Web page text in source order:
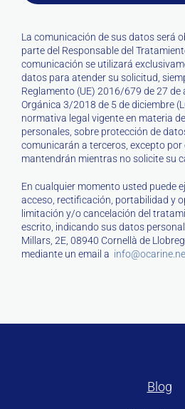
La comunicación de sus datos será
parte del Responsable del
comunicación se utilizará
datos para atender su solicitud,
Reglamento (UE) 2016/679 de 27 de
Orgánica 3/2018 de 5 de diciembre
normativa legal vigente en materia
personales, sobre protección de
comunicarán a terceros, excepto por
mantendrán mientras no solicite su
En cualquier momento usted puede
acceso, rectificación, portabilidad y
limitación y/o cancelación del
escrito, indicando sus datos
Millars, 2E, 08940 Cornellà de
mediante un email a
Blog